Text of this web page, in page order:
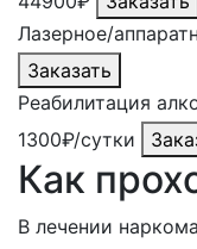
Лазерное/
Заказать
Реабилитация
1300₽/сутки
Как
В лечении